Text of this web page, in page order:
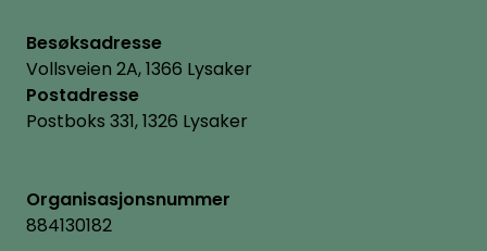
Besøksadresse
Vollsveien 2A, 1366 Lysaker
Postadresse
Postboks 331, 1326 Lysaker
Organisasjonsnummer
884130182